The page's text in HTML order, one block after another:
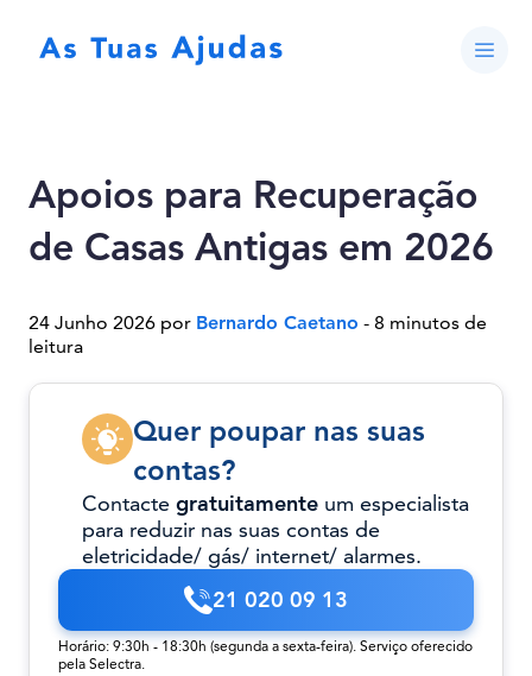
Apoios para Recuperação
de Casas Antigas em 2026
24 Junho 2026 por Bernardo Caetano - 8 minutos de
leitura
Quer poupar nas suas
contas?
Contacte gratuitamente um especialista
para reduzir nas suas contas de
eletricidade/ gás/ internet/ alarmes.
21 020 09 13
Horário: 9:30h - 18:30h (segunda a sexta-feira). Serviço oferecido
pela Selectra.